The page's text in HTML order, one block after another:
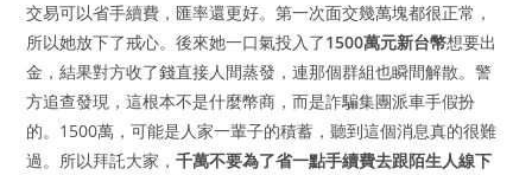
交易可以省手續費，匯率還更好。第一次面交幾萬塊都很正常，
所以她放下了戒心。後來她一口氣投入了1500萬元新台幣想要出
金，結果對方收了錢直接人間蒸發，連那個群組也瞬間解散。警
方追查發現，這根本不是什麼幣商，而是詐騙集團派車手假扮
的。1500萬，可能是人家一輩子的積蓄，聽到這個消息真的很難
過。所以拜託大家，千萬不要為了省一點手續費去跟陌生人線下